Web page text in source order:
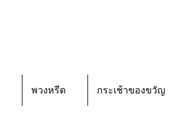
พวงหรีด กระเช้าของขวัญ